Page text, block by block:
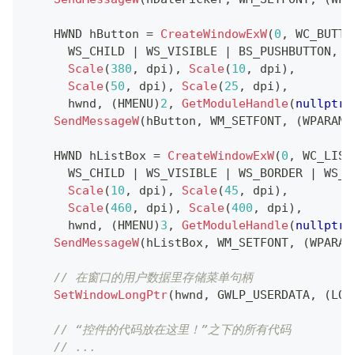
    HWND hButton
= CreateWindowExW(0 ,
      WS_CHILD
| WS_VISIBLE | BS_PUSHBUTTON ,
Scale(380 , dpi) , Scale(10 , dpi) ,
Scale(50 , dpi) , Scale(25 , dpi) ,
      hwnd
, (HMENU) 2 , GetModuleHandle(nullptr
SendMessageW(hButton , WM_SETFONT, (WPARAM
    HWND hListBox
= CreateWindowExW(0 ,
      WS_CHILD
| WS_VISIBLE | WS_BORDER |
Scale(10 , dpi) , Scale(45 , dpi) ,
Scale(460 , dpi) , Scale(400 , dpi) ,
      hwnd
, (HMENU) 3 , GetModuleHandle(nullptr
SendMessageW(hListBox, WM_SETFONT, (WPARAM
// 在窗口的用户数据里存储菜单句柄
SetWindowLongPtr(hwnd , GWLP_USERDATA, (
// “控件的代码放在这里！”之下的所有代码
// ...